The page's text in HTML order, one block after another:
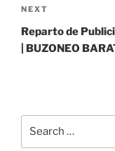
Next
Post
NEXT
Reparto de
| BUZONEO